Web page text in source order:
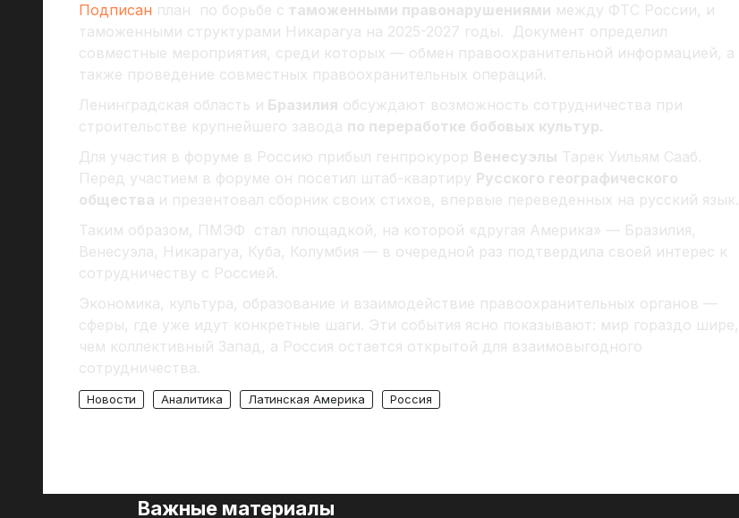
Подписан план по борьбе с таможенными правонарушениями между ФТС России, и
таможенными структурами Никарагуа на 2025-2027 годы. Документ определил
совместные мероприятия, среди которых — обмен правоохранительной информацией, а
также проведение совместных правоохранительных операций.
Ленинградская область и Бразилия обсуждают возможность сотрудничества при
строительстве крупнейшего завода по переработке бобовых культур.
Для участия в форуме в Россию прибыл генпрокурор Венесуэлы Тарек Уильям Сааб.
Перед участием в форуме он посетил штаб-квартиру Русского географического
общества и презентовал сборник своих стихов, впервые переведенных на русский язык.
Таким образом, ПМЭФ стал площадкой, на которой «другая Америка» — Бразилия,
Венесуэла, Никарагуа, Куба, Колумбия — в очередной раз подтвердила своей интерес к
сотрудничеству с Россией.
Экономика, культура, образование и взаимодействие правоохранительных органов —
сферы, где уже идут конкретные шаги. Эти события ясно показывают: мир гораздо шире,
чем коллективный Запад, а Россия остается открытой для взаимовыгодного
сотрудничества.
Новости Аналитика Латинская Америка Россия
Важные материалы